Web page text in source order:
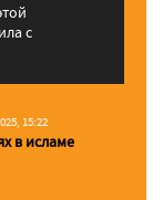
с
15:22
в исламе